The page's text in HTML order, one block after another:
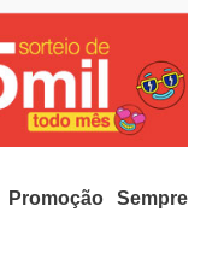
PromoçãoSempre